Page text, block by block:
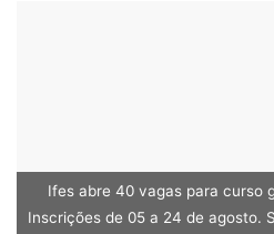
Ifes abre 40 vagas para curso
Inscrições de 05 a 24 de agosto.